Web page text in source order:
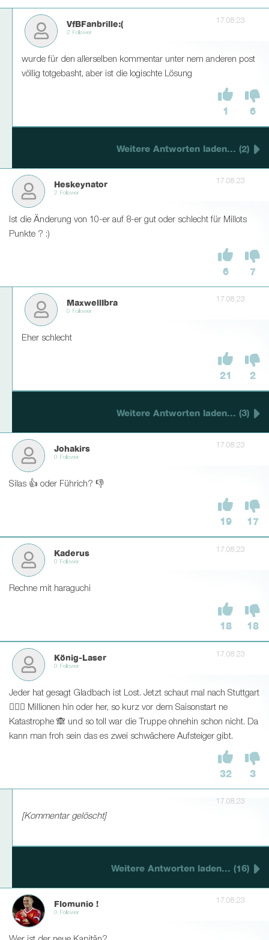
VfBFanbrille:(
2 Follower
17.08.23
wurde für den allerselben kommentar unter nem anderen post
völlig totgebasht, aber ist die logischte Lösung
1 6
Weitere Antworten laden... (2)
Heskeynator
2 Follower
17.08.23
Ist die Änderung von 10-er auf 8-er gut oder schlecht für Millots
Punkte ? :)
6 7
MaxwellIbra
0 Follower
17.08.23
Eher schlecht
21 2
Weitere Antworten laden... (3)
Johakirs
0 Follower
17.08.23
Silas 👍 oder Führich? 👎
19 17
Kaderus
0 Follower
17.08.23
Rechne mit haraguchi
18 18
König-Laser
0 Follower
17.08.23
Jeder hat gesagt Gladbach ist Lost. Jetzt schaut mal nach Stuttgart
🤷🏼‍♂ Millionen hin oder her, so kurz vor dem Saisonstart ne
Katastrophe 🙈 und so toll war die Truppe ohnehin schon nicht. Da
kann man froh sein das es zwei schwächere Aufsteiger gibt.
32 3
17.08.23
[Kommentar gelöscht]
Weitere Antworten laden... (16)
Flomunio !
0 Follower
17.08.23